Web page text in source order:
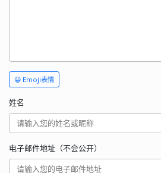
😀 Emoji表情
姓名
电子邮件地址（不会公开）